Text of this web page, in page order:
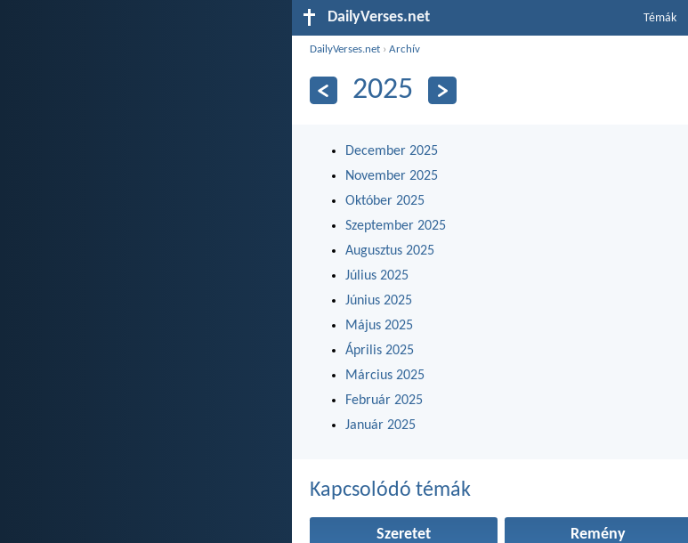
DailyVerses.net Témák
DailyVerses.net ›Archív
2025
December 2025
November 2025
Október 2025
Szeptember 2025
Augusztus 2025
Július 2025
Június 2025
Május 2025
Április 2025
Március 2025
Február 2025
Január 2025
Kapcsolódó témák
Szeretet Remény